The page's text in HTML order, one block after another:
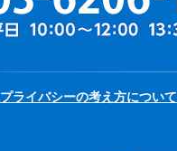
プライバシーの考え方について